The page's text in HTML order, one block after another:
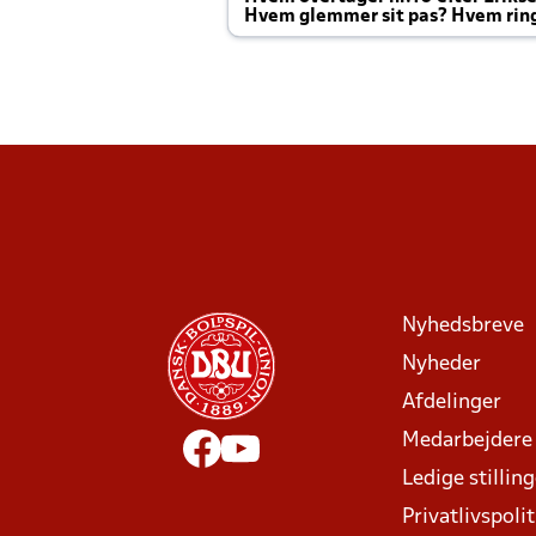
Hvem glemmer sit pas? Hvem
Joachim altid til efter kampe?
Nyhedsbreve
Nyheder
Afdelinger
Medarbejdere
Ledige